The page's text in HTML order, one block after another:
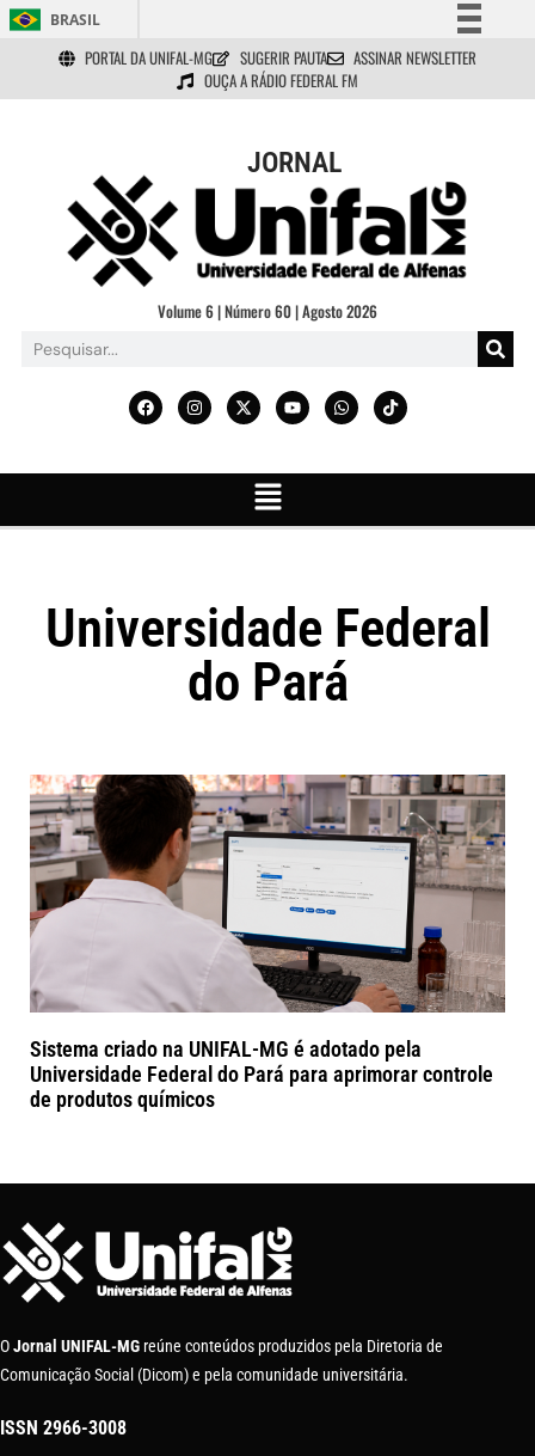
BRASIL
Simplifique!
Comunica BR
Acesso à informação
Legislação
Canais
PORTAL DA UNIFAL-MG SUGERIR PAUTA
ASSINAR NEWSLETTER
OUÇA A RÁDIO FEDERAL FM
JORNAL
Volume 6 | Número 60 | Agosto 2026
Universidade Federal
do Pará
Sistema criado na UNIFAL-MG é adotado pela
Universidade Federal do Pará para aprimorar controle
de produtos químicos
OJornal UNIFAL-MG reúne conteúdos produzidos pela Diretoria de
Comunicação Social (Dicom) e pela comunidade universitária.
ISSN 2966-3008